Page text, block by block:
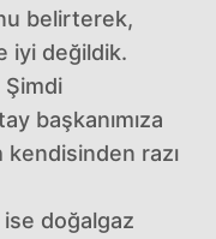
belirterek,
iyi değildik.
Şimdi
başkanımıza
razı
doğalgaz